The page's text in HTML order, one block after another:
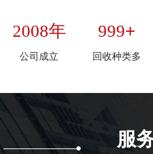
2008年
公司成立
999+
回收种类多
服